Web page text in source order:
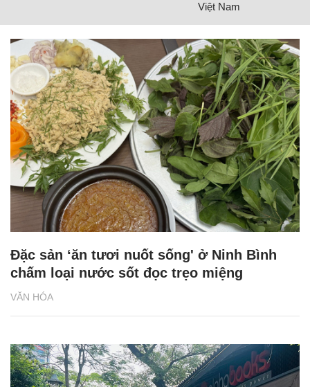
Việt Nam
VĂN HÓA
Đặc sản ‘ăn tươi nuốt sống' ở Ninh Bình
chấm loại nước sốt đọc trẹo miệng